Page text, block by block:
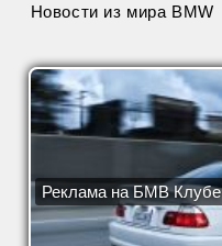
Новости из мира BMW
Реклама на БМВ Клубе